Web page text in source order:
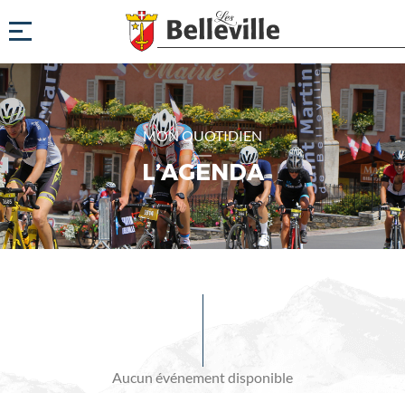
MON QUOTIDIEN
L’AGENDA
Aucun événement disponible